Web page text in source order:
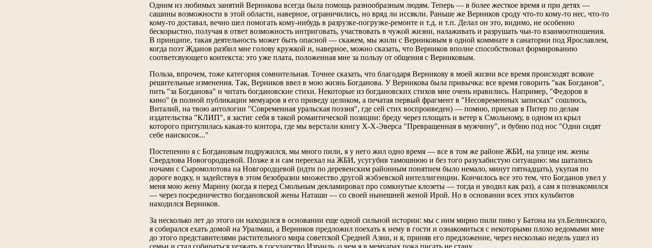
Одним из любимых занятий Верникова всегда была помощь разнообразным людям. Теперь — в более жесткое время и при детях —
сашины возможности в этой области, наверное, ограничились, но вряд ли иссякли. Раньше же Верников сроду что-то кому-то нес, что-то
кому-то доставал, вечно шел помогать кому-нибудь в разрузке-погрузке-ремонте и т.д. и т.п. Делал он это, видимо, не особенно
бескорыстно, получая в ответ возможность интриговать, участвовать в чужой жизни, налаживать и разрушать чьи-то взаимоотношения.
В принципе, такая деятельность может быть опасной — скажем, мы жили с Верниковым в одной коммнате в санатории под Ярославлем,
когда поэт Жданов разбил мне голову кружкой и, наверное, можно сказать, что Верников вполне способствовал формированию
соответсвующего контекста: это уже плата, положенная мне за пользу от общения с Верниковым.
Польза, впрочем, тоже категория сомнительная. Точнее сказать, что благодаря Верникову в моей жизни все время происходят всякие
решительные изменения. Так, Верников ввел в мою жизнь Богданова. У Верникова была привычка: все время говорить "как Богданов",
пить "за Богданова" и читать богдановские стихи. Некоторые из богдановских стихов мне очень нравились. Например, "Федоров в
кино" (в полной публикации мемуаров я его приведу целиком, а печатая первый фрагмент в "Несовременных записках" сошлюсь,
Виталий, на твою антологии "Современная уральская поэзия", где сей стих воспроиведен) — помню, приехав в Питер по делам
издательства "КЛИП", я застиг себя в такой романтической позиции: бреду через площать и ветер к Смольному, в одном из крыл
которого притулилась какая-то контора, где мы верстали книгу Х-Х-Эверса "Превращенная в мужчину", и бубню под нос "Одни сидят
себе наискосок..."
Постепенно я с Богдановым подружился, мы много пили, я у него жил одно время — все в том же районе ЖБИ, на улице им. жены
Свердлова Новогородцевой. Позже я и сам переехал на ЖБИ, усугубив тамошнюю и без того разухабистую ситуацию: мы шатались
ночами с Сыромолотова на Новгородцевой (идти по деревенским районным понятием было немало, минут пятнадцать), укупая по
дороге водку, и задействуя в этом безобразии множество другой жэбэевской интеллигенции. Кончилось все это тем, что Богданов увел у
меня мою жену Марину (когда я перед Смольным декламировал про сомкнутые клозеты — тогда и уводил как раз), а сам я познакомился
— через посредничество богдановской жены Наташи — со своей нынешней женой Ирой. Но в основании всех этих кульбитов
находился Верников.
За несколько лет до этого он находился в основании еще одной сильной истории: мы с ним мирно пили пиво у Батона на ул.Белинского,
я собирался ехать домой на Уралмаш, а Верников предложил поехать к нему в гости и ознакомиться с некоторыми плохо ведомыми мне
до этого представителями растительного мира советской Средней Азии, и я, приняв его предложение, через несколько недель ушел из
семьи и стал собираться уезжать в государство Израиль, о чем я в мемуарах пока писать не стану.